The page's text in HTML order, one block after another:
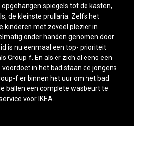
opgehangen spiegels tot de kasten,
de kleinste prullaria. Zelfs het
kinderen met zoveel plezier in
onder handen genomen door
is nu eenmaal een top- prioriteit
Group-f. En als er zich al eens een
in het bad staan de jongens
f er binnen het uur om het bad
ballen een complete wasbeurt te
voor IKEA.